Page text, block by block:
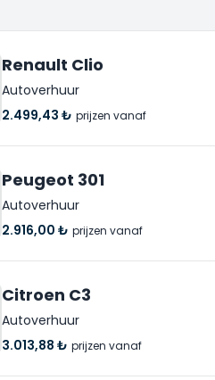
Renault Clio
Autoverhuur
2.499,43 ₺ prijzen vanaf
Peugeot 301
Autoverhuur
2.916,00 ₺ prijzen vanaf
Citroen C3
Autoverhuur
3.013,88 ₺ prijzen vanaf